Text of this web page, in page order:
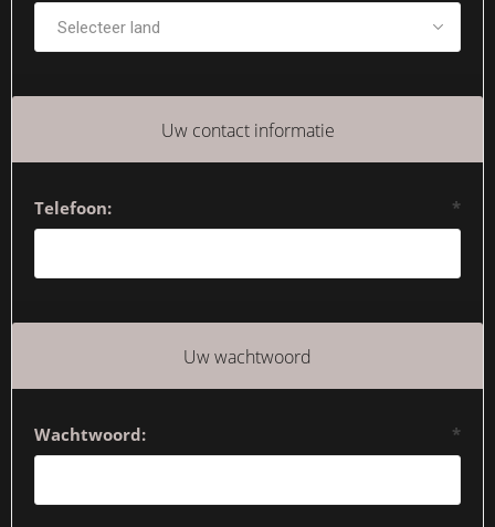
Uw contact informatie
Telefoon: *
Uw wachtwoord
Wachtwoord: *